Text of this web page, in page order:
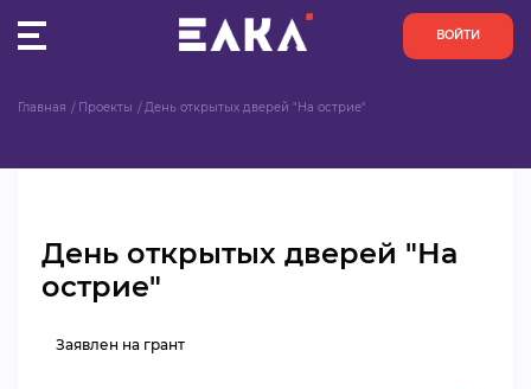
ВОЙТИ
ОРГАНИЗАЦИИ
Главная Проекты День открытых дверей "На острие"
День открытых дверей "На
острие"
Заявлен на грант